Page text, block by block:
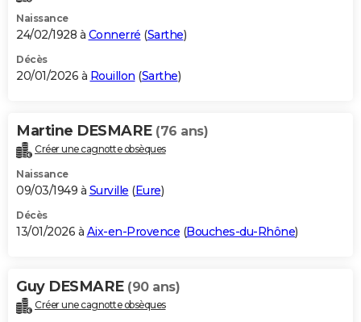
Dictionnaire
Biographies
Citations
Expressions
Proverbes
PROGRAMME TV
S'inscrire
Se connecter
Lycées
Collèges
Primaires
Universités
Entreprises
Service militaire
Avis de recherche
AVIS DE DÉCÈS
Bricolage
Lifestyle
Culture
Sport
Auto
Television
Voyage
Cinema
Naissance
24/02/1928 à Connerré (Sarthe)
Décès
20/01/2026 à Rouillon (Sarthe)
Martine DESMARE (76 ans)
Créer une cagnotte obsèques
Naissance
09/03/1949 à Surville (Eure)
Décès
13/01/2026 à Aix-en-Provence (Bouches-du-Rhône)
Guy DESMARE (90 ans)
Créer une cagnotte obsèques